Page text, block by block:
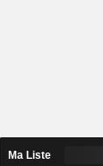
Ma Liste